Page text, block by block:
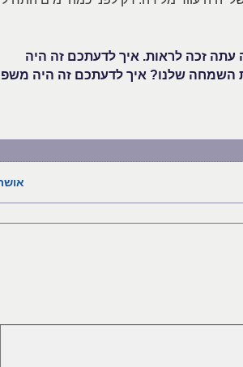
עתה זכה לראות. איך לדעתכם זה היה
השמחה שלנו? איך לדעתכם זה היה